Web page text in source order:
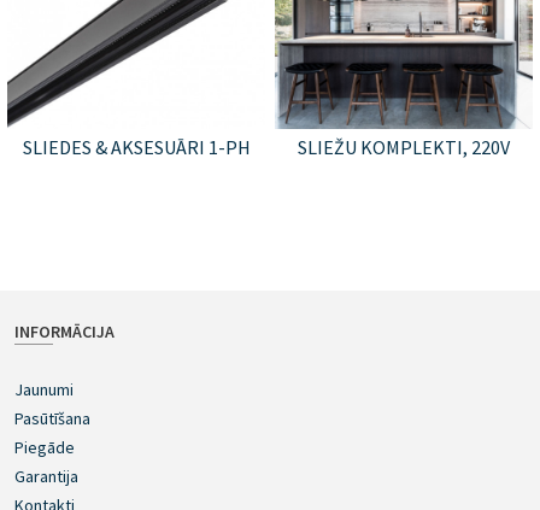
SLIEDES & AKSESUĀRI 1-PH SLIEŽU KOMPLEKTI, 220V
INFORMĀCIJA
Jaunumi
Pasūtīšana
Piegāde
Garantija
Kontakti